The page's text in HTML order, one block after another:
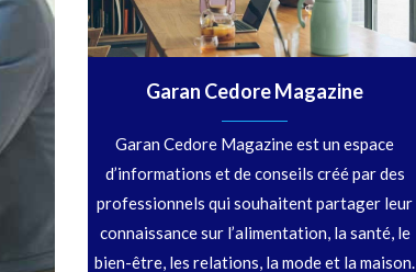
Garan Cedore Magazine
Garan Cedore Magazine est un espace
d’informations et de conseils créé par des
professionnels qui souhaitent partager leur
connaissance sur l’alimentation, la santé, le
bien-être, les relations, la mode et la maison.